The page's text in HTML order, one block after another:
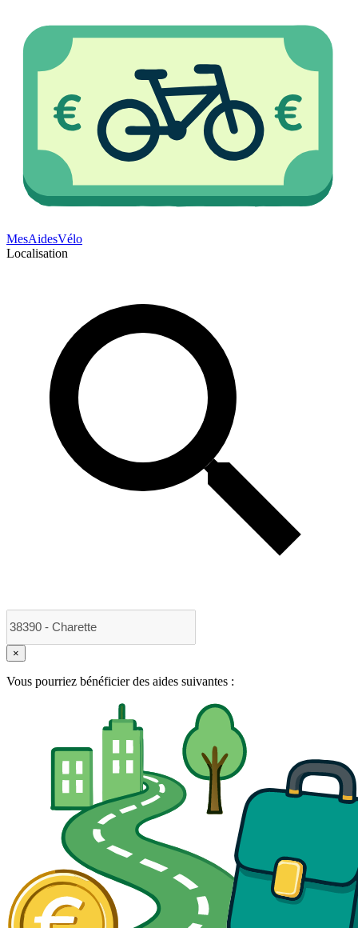
MesAidesVélo
Localisation
×
Vous pourriez bénéficier des aides suivantes :